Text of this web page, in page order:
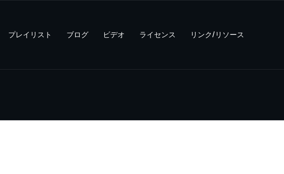
プレイリスト ブログ ビデオ ライセンス リンク/リソース